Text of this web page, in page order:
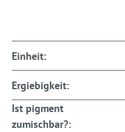
Einheit:
Ergiebigkeit:
Ist pigment
zumischbar?: